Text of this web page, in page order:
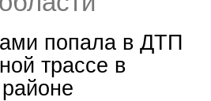
попала в ДТП
трассе в